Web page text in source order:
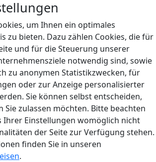
um Ihnen ein optimales
zu bieten. Dazu zählen Cookies, die für
und für die Steuerung unserer
notwendig sind, sowie
zu anonymen Statistikzwecken, für
oder zur Anzeige personalisierter
Sie können selbst entscheiden,
Sie zulassen möchten. Bitte beachten
Ihrer Einstellungen womöglich nicht
der Seite zur Verfügung stehen.
finden Sie in unseren
.